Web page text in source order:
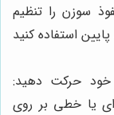
سوزن را تنظیم
استفاده کنید
خود حرکت دهید:
یا خطی بر روی